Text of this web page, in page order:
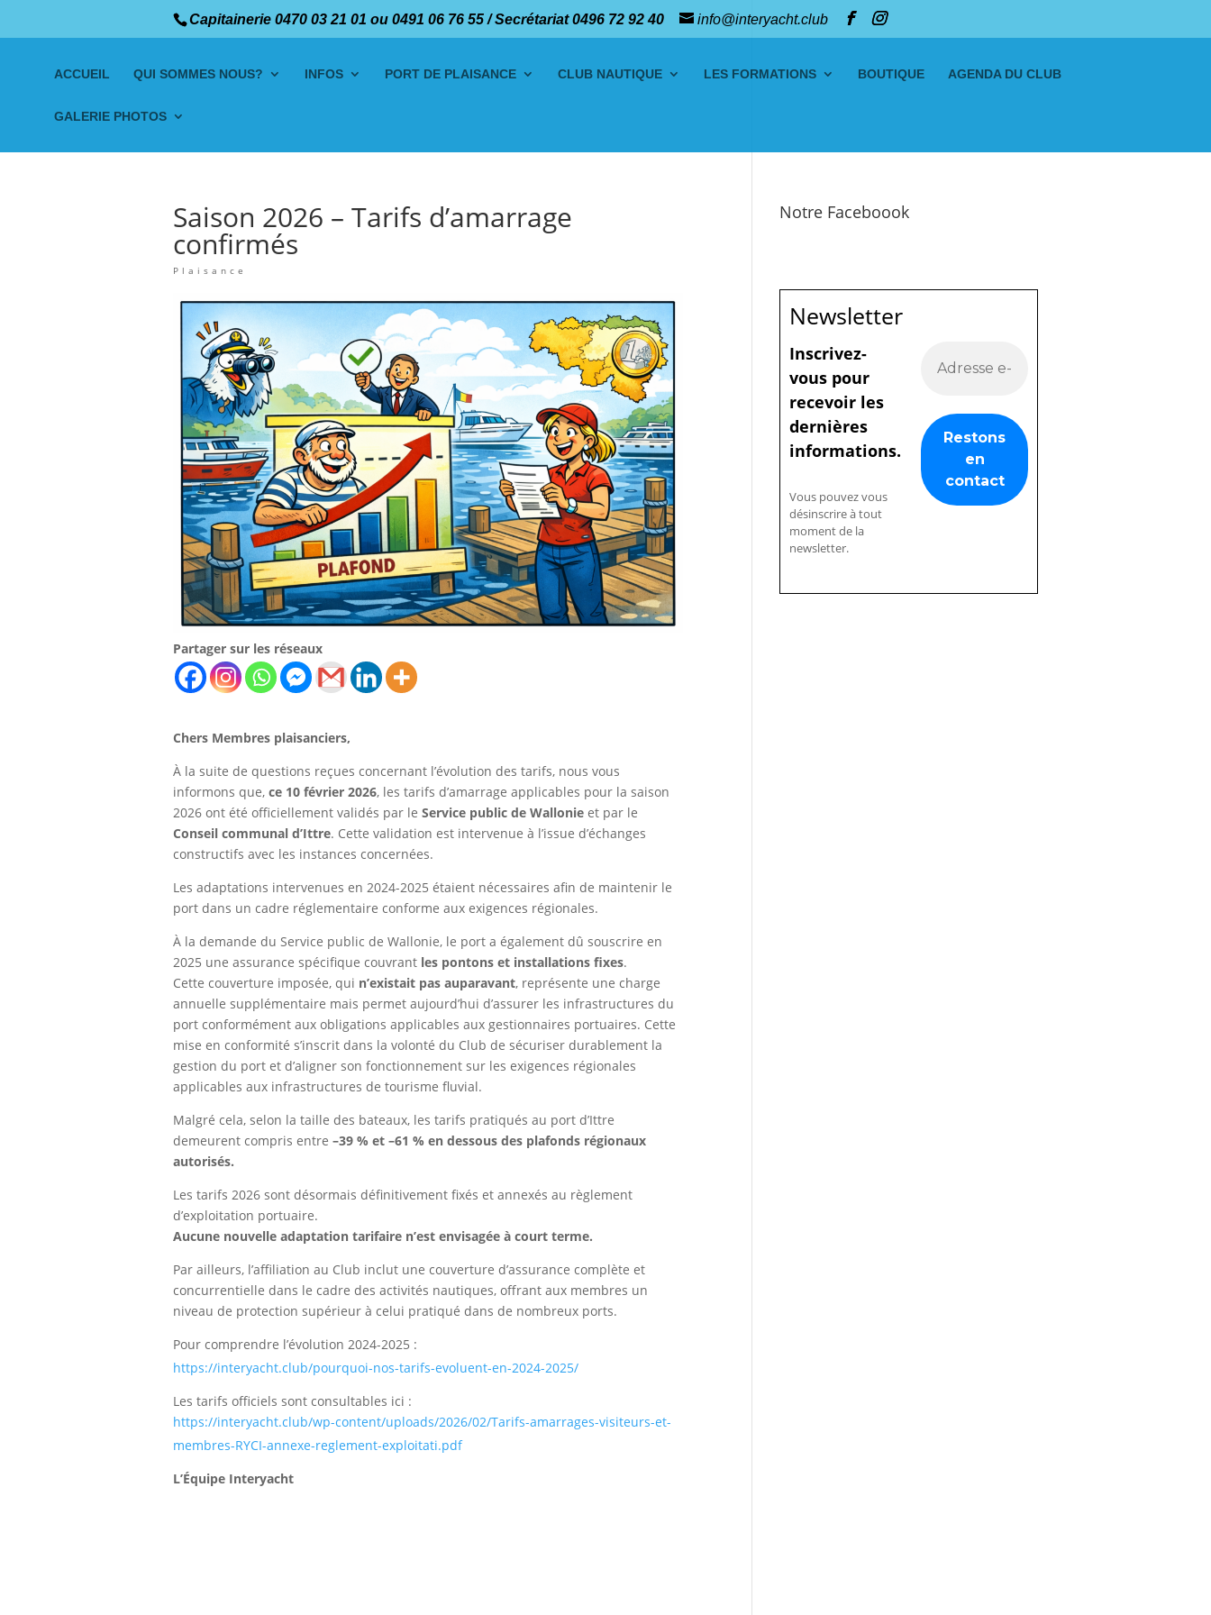
Capitainerie 0470 03 21 01 ou 0491 06 76 55 / Secrétariat 0496 72 92 40 info@interyacht.club
ACCUEIL QUI SOMMES NOUS? INFOS PORT DE PLAISANCE CLUB NAUTIQUE LES FORMATIONS BOUTIQUE AGENDA DU CLUB
GALERIE PHOTOS
Saison 2026 – Tarifs d’amarrage
confirmés
Plaisance
Partager sur les réseaux
Chers Membres plaisanciers,
À la suite de questions reçues concernant l’évolution des tarifs, nous vous
informons que, ce 10 février 2026, les tarifs d’amarrage applicables pour la saison
2026 ont été officiellement validés par le Service public de Wallonie et par le
Conseil communal d’Ittre. Cette validation est intervenue à l’issue d’échanges
constructifs avec les instances concernées.
Les adaptations intervenues en 2024-2025 étaient nécessaires afin de maintenir le
port dans un cadre réglementaire conforme aux exigences régionales.
À la demande du Service public de Wallonie, le port a également dû souscrire en
2025 une assurance spécifique couvrant les pontons et installations fixes.
Cette couverture imposée, qui n’existait pas auparavant, représente une charge
annuelle supplémentaire mais permet aujourd’hui d’assurer les infrastructures du
port conformément aux obligations applicables aux gestionnaires portuaires. Cette
mise en conformité s’inscrit dans la volonté du Club de sécuriser durablement la
gestion du port et d’aligner son fonctionnement sur les exigences régionales
applicables aux infrastructures de tourisme fluvial.
Malgré cela, selon la taille des bateaux, les tarifs pratiqués au port d’Ittre
demeurent compris entre –39 % et –61 % en dessous des plafonds régionaux
autorisés.
Les tarifs 2026 sont désormais définitivement fixés et annexés au règlement
d’exploitation portuaire.
Aucune nouvelle adaptation tarifaire n’est envisagée à court terme.
Par ailleurs, l’affiliation au Club inclut une couverture d’assurance complète et
concurrentielle dans le cadre des activités nautiques, offrant aux membres un
niveau de protection supérieur à celui pratiqué dans de nombreux ports.
Pour comprendre l’évolution 2024-2025 :
https://interyacht.club/pourquoi-nos-tarifs-evoluent-en-2024-2025/
Les tarifs officiels sont consultables ici :
https://interyacht.club/wp-content/uploads/2026/02/Tarifs-amarrages-visiteurs-et-
membres-RYCI-annexe-reglement-exploitati.pdf
L’Équipe Interyacht
Notre Faceboook
Newsletter
Inscrivez-
vous pour
recevoir les
dernières
informations.
Vous pouvez vous
désinscrire à tout
moment de la
newsletter.